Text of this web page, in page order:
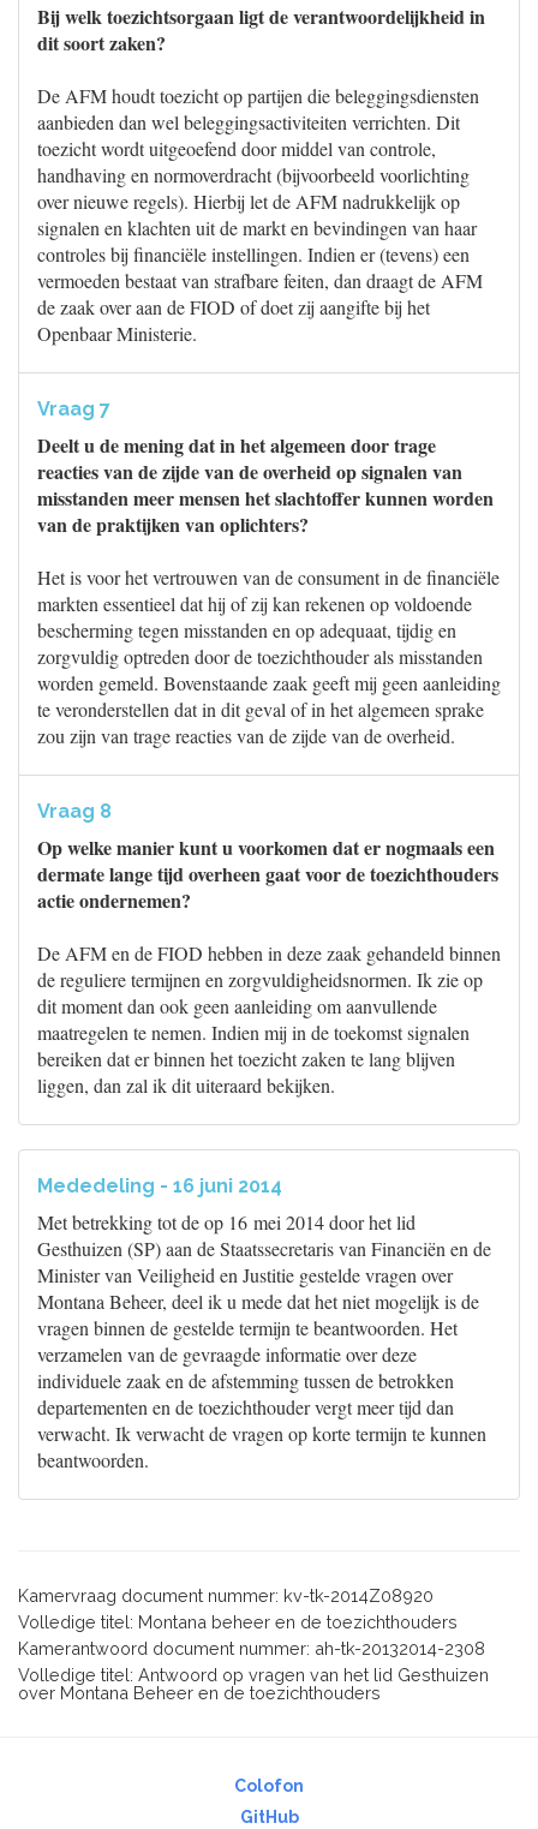
Bij welk toezichtsorgaan ligt de verantwoordelijkheid in
dit soort zaken?
De AFM houdt toezicht op partijen die beleggingsdiensten
aanbieden dan wel beleggingsactiviteiten verrichten. Dit
toezicht wordt uitgeoefend door middel van controle,
handhaving en normoverdracht (bijvoorbeeld voorlichting
over nieuwe regels). Hierbij let de AFM nadrukkelijk op
signalen en klachten uit de markt en bevindingen van haar
controles bij financiële instellingen. Indien er (tevens) een
vermoeden bestaat van strafbare feiten, dan draagt de AFM
de zaak over aan de FIOD of doet zij aangifte bij het
Openbaar Ministerie.
Vraag 7
Deelt u de mening dat in het algemeen door trage
reacties van de zijde van de overheid op signalen van
misstanden meer mensen het slachtoffer kunnen worden
van de praktijken van oplichters?
Het is voor het vertrouwen van de consument in de financiële
markten essentieel dat hij of zij kan rekenen op voldoende
bescherming tegen misstanden en op adequaat, tijdig en
zorgvuldig optreden door de toezichthouder als misstanden
worden gemeld. Bovenstaande zaak geeft mij geen aanleiding
te veronderstellen dat in dit geval of in het algemeen sprake
zou zijn van trage reacties van de zijde van de overheid.
Vraag 8
Op welke manier kunt u voorkomen dat er nogmaals een
dermate lange tijd overheen gaat voor de toezichthouders
actie ondernemen?
De AFM en de FIOD hebben in deze zaak gehandeld binnen
de reguliere termijnen en zorgvuldigheidsnormen. Ik zie op
dit moment dan ook geen aanleiding om aanvullende
maatregelen te nemen. Indien mij in de toekomst signalen
bereiken dat er binnen het toezicht zaken te lang blijven
liggen, dan zal ik dit uiteraard bekijken.
Mededeling - 16 juni 2014
Met betrekking tot de op 16 mei 2014 door het lid
Gesthuizen (SP) aan de Staatssecretaris van Financiën en de
Minister van Veiligheid en Justitie gestelde vragen over
Montana Beheer, deel ik u mede dat het niet mogelijk is de
vragen binnen de gestelde termijn te beantwoorden. Het
verzamelen van de gevraagde informatie over deze
individuele zaak en de afstemming tussen de betrokken
departementen en de toezichthouder vergt meer tijd dan
verwacht. Ik verwacht de vragen op korte termijn te kunnen
beantwoorden.
Kamervraag document nummer: kv-tk-2014Z08920
Volledige titel: Montana beheer en de toezichthouders
Kamerantwoord document nummer: ah-tk-20132014-2308
Volledige titel: Antwoord op vragen van het lid Gesthuizen
over Montana Beheer en de toezichthouders
Colofon
GitHub